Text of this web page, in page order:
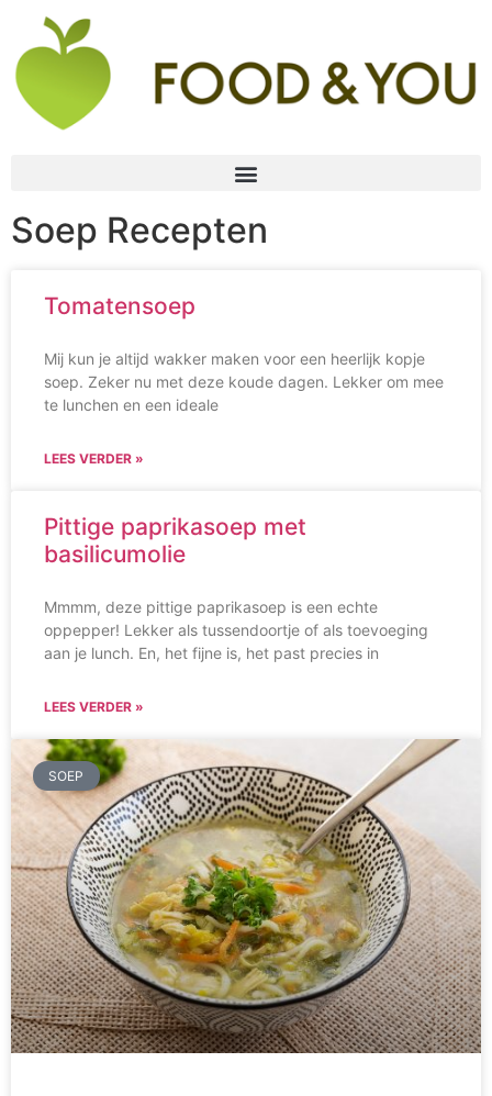
Soep Recepten
Tomatensoep
Mij kun je altijd wakker maken voor een heerlijk kopje
soep. Zeker nu met deze koude dagen. Lekker om mee
te lunchen en een ideale
LEES VERDER »
Pittige paprikasoep met
basilicumolie
Mmmm, deze pittige paprikasoep is een echte
oppepper! Lekker als tussendoortje of als toevoeging
aan je lunch. En, het fijne is, het past precies in
LEES VERDER »
SOEP